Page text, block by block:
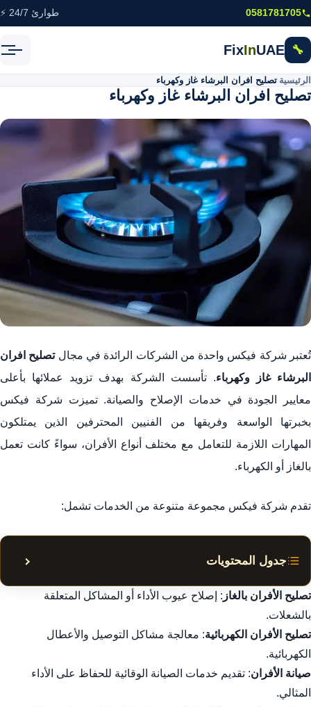
تخطى إلى المحتوى الرئيسي
0581781705 طوارئ 24/7 ⚡
🔧
FixInUAE
الرئيسية تصليح افران البرشاء غاز وكهرباء
تصليح افران البرشاء غاز وكهرباء
تُعتبر شركة فيكس واحدة من الشركات الرائدة في مجالتصليح افران
البرشاء غاز وكهرباء. تأسست الشركة بهدف تزويد عملائها بأعلى
معايير الجودة في خدمات الإصلاح والصيانة. تميزت شركة فيكس
بخبرتها الواسعة وفريقها من الفنيين المحترفين الذين يمتلكون
المهارات اللازمة للتعامل مع مختلف أنواع الأفران، سواءً كانت تعمل
بالغاز أو الكهرباء.
تقدم شركة فيكس مجموعة متنوعة من الخدمات تشمل:
جدول المحتويات إظهار
خدمات شركة فيكس في تصليح الأفران
عملية تصليح الأفران
اتصل بشركة فيكس لخدمات تصليح الأفران
الضمان وخدمة العملاء
الاستدلال على شركة فيكس لتصليح الأفران
تصليح الأفران بالغاز : إصلاح عيوب الأداء أو المشاكل المتعلقة
بالشعلات.
تصليح الأفران الكهربائية: معالجة مشاكل التوصيل والأعطال
الكهربائية.
صيانة الأفران: تقديم خدمات الصيانة الوقائية للحفاظ على الأداء
المثالي.